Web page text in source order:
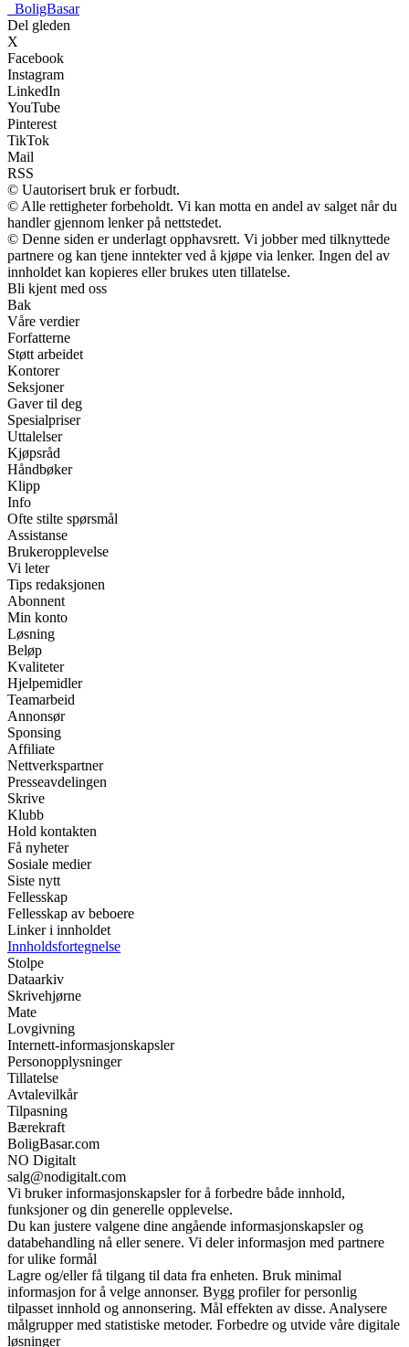
BoligBasar
Del gleden
X
Facebook
Instagram
LinkedIn
YouTube
Pinterest
TikTok
Mail
RSS
© Uautorisert bruk er forbudt.
© Alle rettigheter forbeholdt. Vi kan motta en andel av salget når du
handler gjennom lenker på nettstedet.
© Denne siden er underlagt opphavsrett. Vi jobber med tilknyttede
partnere og kan tjene inntekter ved å kjøpe via lenker. Ingen del av
innholdet kan kopieres eller brukes uten tillatelse.
Bli kjent med oss
Bak
Våre verdier
Forfatterne
Støtt arbeidet
Kontorer
Seksjoner
Gaver til deg
Spesialpriser
Uttalelser
Kjøpsråd
Håndbøker
Klipp
Info
Ofte stilte spørsmål
Assistanse
Brukeropplevelse
Vi leter
Tips redaksjonen
Abonnent
Min konto
Løsning
Beløp
Kvaliteter
Hjelpemidler
Teamarbeid
Annonsør
Sponsing
Affiliate
Nettverkspartner
Presseavdelingen
Skrive
Klubb
Hold kontakten
Få nyheter
Sosiale medier
Siste nytt
Fellesskap
Fellesskap av beboere
Linker i innholdet
Innholdsfortegnelse
Stolpe
Dataarkiv
Skrivehjørne
Mate
Lovgivning
Internett-informasjonskapsler
Personopplysninger
Tillatelse
Avtalevilkår
Tilpasning
Bærekraft
BoligBasar.com
NO Digitalt
salg@nodigitalt.com
Vi bruker informasjonskapsler for å forbedre både innhold,
funksjoner og din generelle opplevelse.
Du kan justere valgene dine angående informasjonskapsler og
databehandling nå eller senere. Vi deler informasjon med partnere
for ulike formål
Lagre og/eller få tilgang til data fra enheten. Bruk minimal
informasjon for å velge annonser. Bygg profiler for personlig
tilpasset innhold og annonsering. Mål effekten av disse. Analysere
målgrupper med statistiske metoder. Forbedre og utvide våre digitale
løsninger